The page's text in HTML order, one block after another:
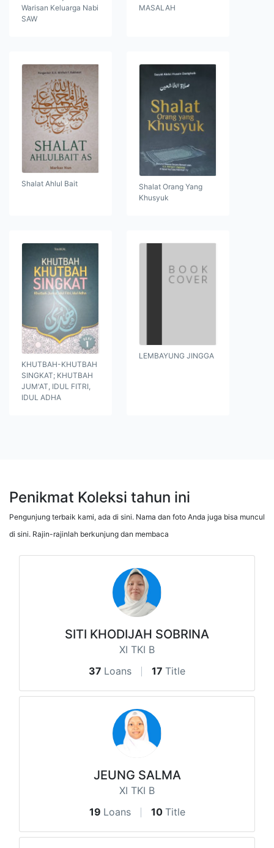
Warisan Keluarga Nabi
SAW
MASALAH
Shalat Ahlul Bait
Shalat Orang Yang
Khusyuk
KHUTBAH-KHUTBAH
SINGKAT; KHUTBAH
JUM'AT, IDUL FITRI,
IDUL ADHA
LEMBAYUNG JINGGA
Penikmat Koleksi tahun ini
Pengunjung terbaik kami, ada di sini. Nama dan foto Anda juga bisa muncul
di sini. Rajin-rajinlah berkunjung dan membaca
SITI KHODIJAH SOBRINA
XI TKI B
37 Loans 17 Title
JEUNG SALMA
XI TKI B
19 Loans 10 Title